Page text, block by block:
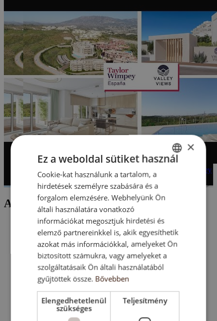
NEW apartments for sale in Mijas Fuengirola, Málaga: Valley
Views 🏠
Az ingatlan elhelyezkedése
×
Ez a weboldal sütiket használ
Cookie-kat használunk a tartalom, a
hirdetések személyre szabására és a
forgalom elemzésére. Webhelyünk Ön
általi használatára vonatkozó
információkat megosztjuk hirdetési és
elemző partnereinkkel is, akik egyesíthetik
azokat más információkkal, amelyeket Ön
biztosított számukra, vagy amelyeket a
szolgáltatásaik Ön általi használatából
gyűjtöttek össze. Bővebben
Elengedhetetlenül
szükséges
Teljesítmény